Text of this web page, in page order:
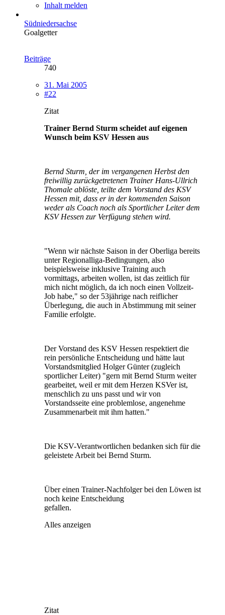
Inhalt melden
Südniedersachse
Goalgetter
Beiträge
740
31. Mai 2005
#22
Zitat
Trainer Bernd Sturm scheidet auf eigenen
Wunsch beim KSV Hessen aus
Bernd Sturm, der im vergangenen Herbst den
freiwillig zurückgetretenen Trainer Hans-Ullrich
Thomale ablöste, teilte dem Vorstand des KSV
Hessen mit, dass er in der kommenden Saison
weder als Coach noch als Sportlicher Leiter dem
KSV Hessen zur Verfügung stehen wird.
"Wenn wir nächste Saison in der Oberliga bereits
unter Regionalliga-Bedingungen, also
beispielsweise inklusive Training auch
vormittags, arbeiten wollen, ist das zeitlich für
mich nicht möglich, da ich noch einen Vollzeit-
Job habe," so der 53jährige nach reiflicher
Überlegung, die auch in Abstimmung mit seiner
Familie erfolgte.
Der Vorstand des KSV Hessen respektiert die
rein persönliche Entscheidung und hätte laut
Vorstandsmitglied Holger Günter (zugleich
sportlicher Leiter) "gern mit Bernd Sturm weiter
gearbeitet, weil er mit dem Herzen KSVer ist,
menschlich zu uns passt und wir von
Vorstandsseite eine problemlose, angenehme
Zusammenarbeit mit ihm hatten."
Die KSV-Verantwortlichen bedanken sich für die
geleistete Arbeit bei Bernd Sturm.
Über einen Trainer-Nachfolger bei den Löwen ist
noch keine Entscheidung
gefallen.
Alles anzeigen
Zitat